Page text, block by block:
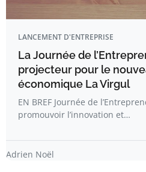
LANCEMENT D'ENTREPRISE
La Journée de
projecteur pour le
économique La Virgul
EN BREF Journée de
promouvoir l’innovation et…
Adrien Noël